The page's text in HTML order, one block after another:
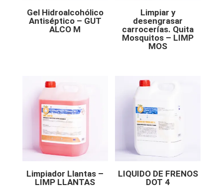
Gel Hidroalcohólico
Antiséptico – GUT
ALCO M
Limpiar y
desengrasar
carrocerías. Quita
Mosquitos – LIMP
MOS
Limpiador Llantas –
LIMP LLANTAS
LIQUIDO DE FRENOS
DOT 4